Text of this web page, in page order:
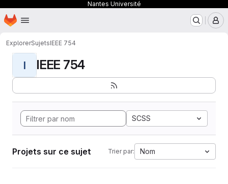
Nantes Université
Passer au contenu principal
Page d'accueil
ExplorerSujetsIEEE 754
I IEEE 754
SCSS
Projets sur ce sujet Trier par: Nom